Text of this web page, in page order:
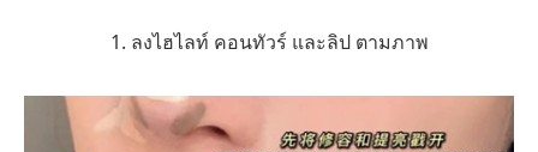
1. ลงไฮไลท์ คอนทัวร์ และลิป ตามภาพ